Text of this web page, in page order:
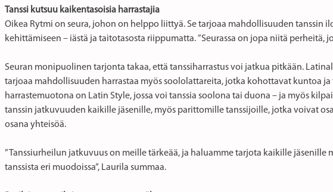
Tanssi kutsuu kaikentasoisia harrastajia
Oikea Rytmi on seura, johon on helppo liittyä. Se tarjoaa mahdollisuuden tanssin
kehittämiseen – iästä ja taitotasosta riippumatta. ”Seurassa on jopa niitä perheitä,
Seuran monipuolinen tarjonta takaa, että tanssiharrastus voi jatkua pitkään.
tarjoaa mahdollisuuden harrastaa myös soololattareita, jotka kohottavat kuntoa ja
harrastemuotona on Latin Style, jossa voi tanssia soolona tai duona – ja myös
tanssin jatkuvuuden kaikille jäsenille, myös parittomille tanssijoille, jotka voivat
osana yhteisöä.
”Tanssiurheilun jatkuvuus on meille tärkeää, ja haluamme tarjota kaikille jäsenille
tanssista eri muodoissa”, Laurila summaa.